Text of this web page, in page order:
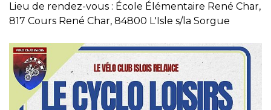
Lieu de rendez-vous : École Élémentaire René Char,
817 Cours René Char, 84800 L'Isle s/la Sorgue